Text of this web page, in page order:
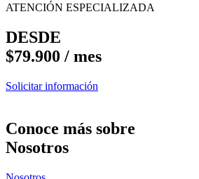
ATENCIÓN ESPECIALIZADA
DESDE
$79.900 / mes
Solicitar información
Conoce más sobre
Nosotros